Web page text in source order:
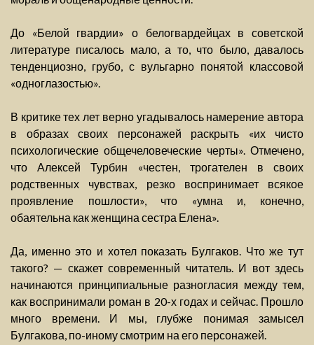
До «Белой гвардии» о белогвардейцах в советской
литературе писалось мало, а то, что было, давалось
тенденциозно, грубо, с вульгарно понятой классовой
«одноглазостью».
В критике тех лет верно угадывалось намерение автора
в образах своих персонажей раскрыть «их чисто
психологические общечеловеческие черты». Отмечено,
что Алексей Турбин «честен, трогателен в своих
родственных чувствах, резко воспринимает всякое
проявление пошлости», что «умна и, конечно,
обаятельна как женщина сестра Елена».
Да, именно это и хотел показать Булгаков. Что же тут
такого? — скажет современный читатель. И вот здесь
начинаются принципиальные разногласия между тем,
как воспринимали роман в 20-х годах и сейчас. Прошло
много времени. И мы, глубже понимая замысел
Булгакова, по-иному смотрим на его персонажей.